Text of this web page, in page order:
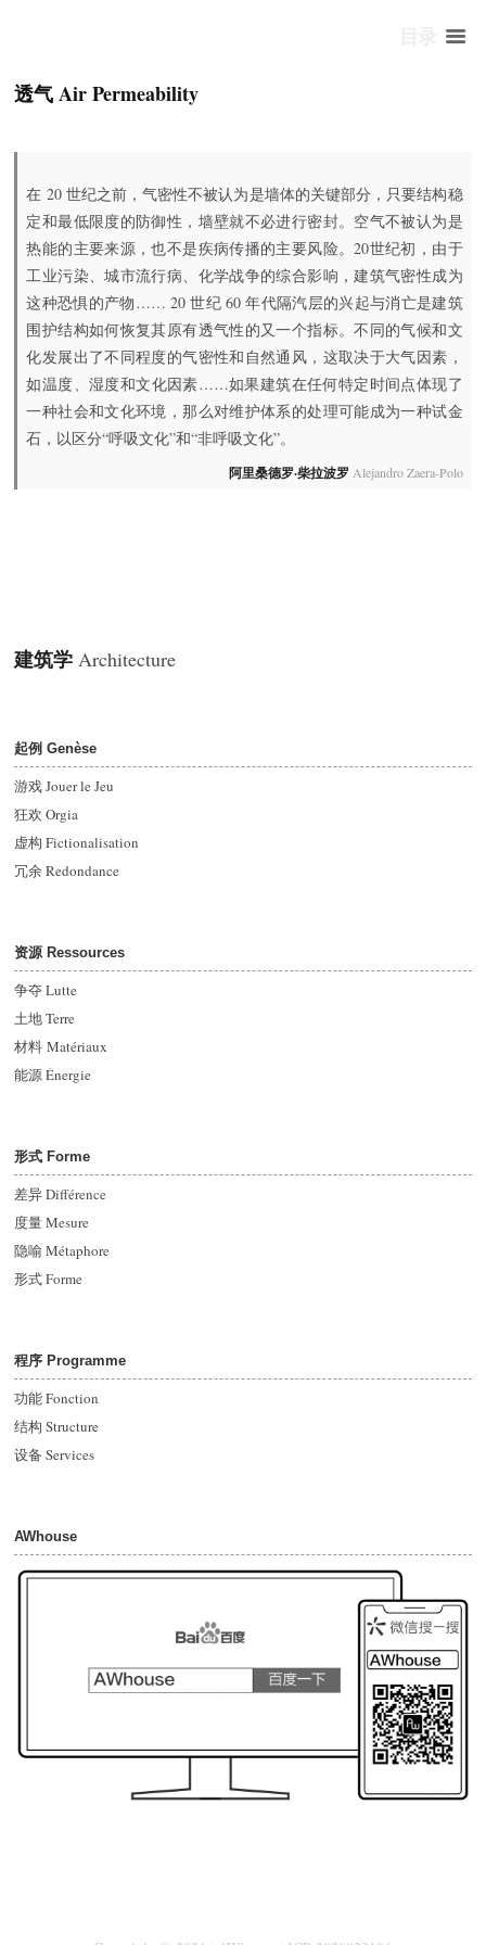
透气 Air Permeability
在 20 世纪之前，气密性不被认为是墙体的关键部分，只要结构稳
定和最低限度的防御性，墙壁就不必进行密封。空气不被认为是
热能的主要来源，也不是疾病传播的主要风险。20世纪初，由于
工业污染、城市流行病、化学战争的综合影响，建筑气密性成为
这种恐惧的产物…… 20 世纪 60 年代隔汽层的兴起与消亡是建筑
围护结构如何恢复其原有透气性的又一个指标。不同的气候和文
化发展出了不同程度的气密性和自然通风，这取决于大气因素，
如温度、湿度和文化因素……如果建筑在任何特定时间点体现了
一种社会和文化环境，那么对维护体系的处理可能成为一种试金
石，以区分“呼吸文化”和“非呼吸文化”。
阿里桑德罗·柴拉波罗 Alejandro Zaera-Polo
建筑学Architecture
起例 Genèse
游戏 Jouer le Jeu
狂欢 Orgia
虚构 Fictionalisation
冗余 Redondance
资源 Ressources
争夺 Lutte
土地 Terre
材料 Matériaux
能源Énergie
形式 Forme
差异Différence
度量 Mesure
隐喻 Métaphore
形式Forme
程序 Programme
功能 Fonction
结构 Structure
设备 Services
AWhouse